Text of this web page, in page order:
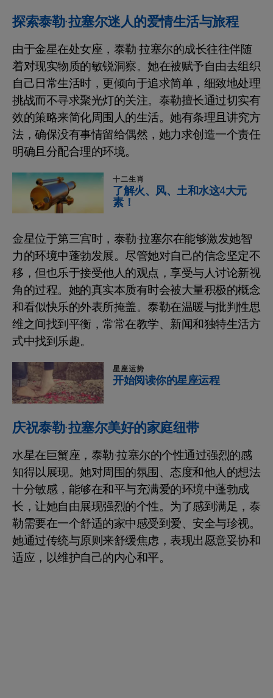
探索泰勒·拉塞尔迷人的爱情生活与旅程
由于金星在处女座，泰勒·拉塞尔的成长往往伴随
着对现实物质的敏锐洞察。她在被赋予自由去组织
自己日常生活时，更倾向于追求简单，细致地处理
挑战而不寻求聚光灯的关注。泰勒擅长通过切实有
效的策略来简化周围人的生活。她有条理且讲究方
法，确保没有事情留给偶然，她力求创造一个责任
明确且分配合理的环境。
十二生肖
了解火、风、土和水这4大元
素！
金星位于第三宫时，泰勒·拉塞尔在能够激发她智
力的环境中蓬勃发展。尽管她对自己的信念坚定不
移，但也乐于接受他人的观点，享受与人讨论新视
角的过程。她的真实本质有时会被大量积极的概念
和看似快乐的外表所掩盖。泰勒在温暖与批判性思
维之间找到平衡，常常在教学、新闻和独特生活方
式中找到乐趣。
星座运势
开始阅读你的星座运程
庆祝泰勒·拉塞尔美好的家庭纽带
水星在巨蟹座，泰勒·拉塞尔的个性通过强烈的感
知得以展现。她对周围的氛围、态度和他人的想法
十分敏感，能够在和平与充满爱的环境中蓬勃成
长，让她自由展现强烈的个性。为了感到满足，泰
勒需要在一个舒适的家中感受到爱、安全与珍视。
她通过传统与原则来舒缓焦虑，表现出愿意妥协和
适应，以维护自己的内心和平。